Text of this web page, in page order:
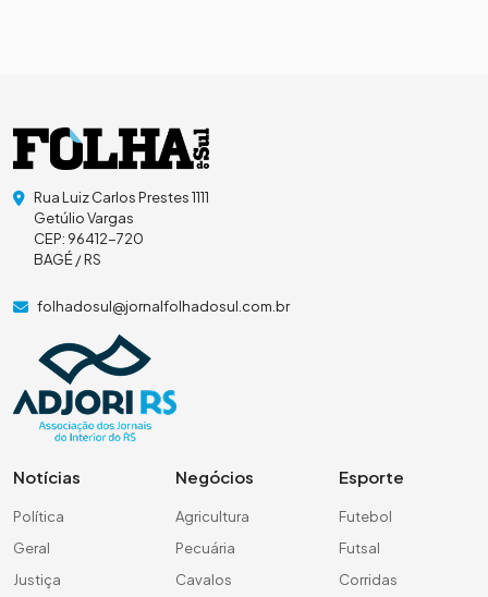
Rua Luiz Carlos Prestes 1111
Getúlio Vargas
CEP: 96412-720
BAGÉ / RS
folhadosul@jornalfolhadosul.com.br
Notícias
Política
Geral
Justiça
Negócios
Agricultura
Pecuária
Cavalos
Esporte
Futebol
Futsal
Corridas